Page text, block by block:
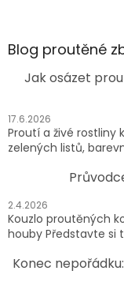
Blog proutěné
Jak osázet
17.6.2026
Proutí a živé rostliny
zelených listů,
2.4.2026
Kouzlo proutěných
houby Představte si
Konec